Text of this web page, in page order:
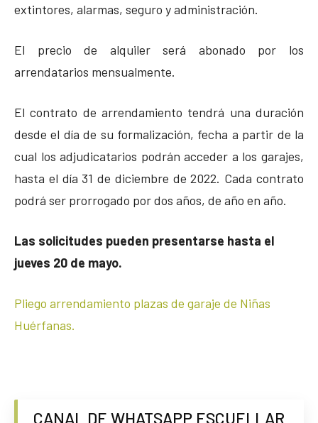
extintores, alarmas, seguro y administración.
El precio de alquiler será abonado por los
arrendatarios mensualmente.
El contrato de arrendamiento tendrá una duración
desde el día de su formalización, fecha a partir de la
cual los adjudicatarios podrán acceder a los garajes,
hasta el día 31 de diciembre de 2022. Cada contrato
podrá ser prorrogado por dos años, de año en año.
Las solicitudes pueden presentarse hasta el
jueves 20 de mayo.
Pliego arrendamiento plazas de garaje de Niñas
Huérfanas.
CANAL DE WHATSAPP ESCUELLAR